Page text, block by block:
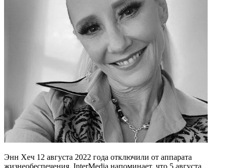
Энн Хеч 12 августа 2022 года отключили от аппарата
жизнеобеспечения. InterMedia напоминает, что 5 августа